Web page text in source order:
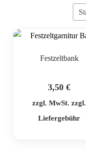
Festzeltbank
3,50€
zzgl. MwSt. zzgl.
Liefergebühr